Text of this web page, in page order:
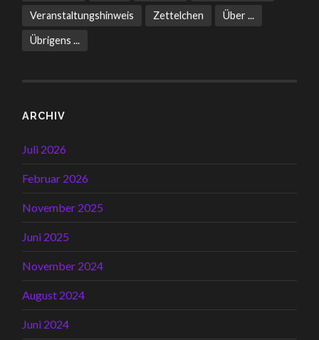
Veranstaltungshinweis Zettelchen Über ...
Übrigens ...
ARCHIV
Juli 2026
Februar 2026
November 2025
Juni 2025
November 2024
August 2024
Juni 2024